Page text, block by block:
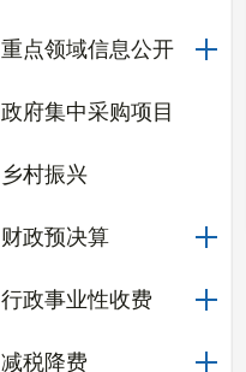
重点领域信息公开
政府集中采购项目
乡村振兴
财政预决算
行政事业性收费
减税降费